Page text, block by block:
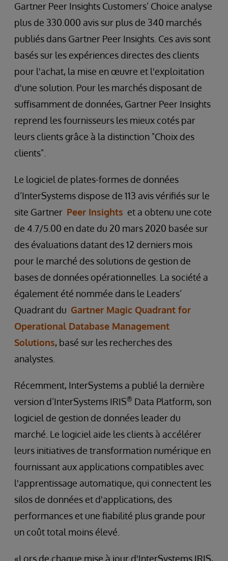
Gartner Peer Insights Customers’ Choice analyse
plus de 330.000 avis sur plus de 340 marchés
publiés dans Gartner Peer Insights. Ces avis sont
basés sur les expériences directes des clients
pour l'achat, la mise en œuvre et l'exploitation
d'une solution. Pour les marchés disposant de
suffisamment de données, Gartner Peer Insights
reprend les fournisseurs les mieux cotés par
leurs clients grâce à la distinction "Choix des
clients".
Le logiciel de plates-formes de données
d’InterSystems dispose de 113 avis vérifiés sur le
site Gartner Peer Insights et a obtenu une cote
de 4.7/5.00 en date du 20 mars 2020 basée sur
des évaluations datant des 12 derniers mois
pour le marché des solutions de gestion de
bases de données opérationnelles. La société a
également été nommée dans le Leaders’
Quadrant du Gartner Magic Quadrant for
Operational Database Management
Solutions, basé sur les recherches des
analystes.
Récemment, InterSystems a publié la dernière
version d’InterSystems IRIS® Data Platform, son
logiciel de gestion de données leader du
marché. Le logiciel aide les clients à accélérer
leurs initiatives de transformation numérique en
fournissant aux applications compatibles avec
l'apprentissage automatique, qui connectent les
silos de données et d'applications, des
performances et une fiabilité plus grande pour
un coût total moins élevé.
«Lors de chaque mise à jour d'InterSystems IRIS,